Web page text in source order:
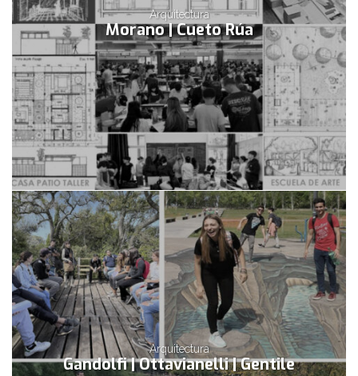
Arquitectura
Morano | Cueto Rúa
Arquitectura
Gandolfi | Ottavianelli | Gentile